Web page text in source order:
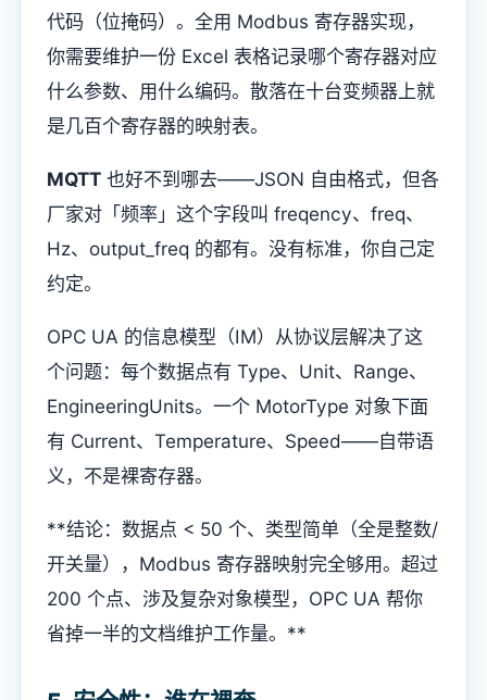
代码（位掩码）。全用 Modbus 寄存器实现，
你需要维护一份 Excel 表格记录哪个寄存器对应
什么参数、用什么编码。散落在十台变频器上就
是几百个寄存器的映射表。
MQTT 也好不到哪去——JSON 自由格式，但各
厂家对「频率」这个字段叫 freqency、freq、
Hz、output_freq 的都有。没有标准，你自己定
约定。
OPC UA 的信息模型（IM）从协议层解决了这
个问题：每个数据点有 Type、Unit、Range、
EngineeringUnits。一个 MotorType 对象下面
有 Current、Temperature、Speed——自带语
义，不是裸寄存器。
**结论：数据点 < 50 个、类型简单（全是整数/
开关量），Modbus 寄存器映射完全够用。超过
200 个点、涉及复杂对象模型，OPC UA 帮你
省掉一半的文档维护工作量。**